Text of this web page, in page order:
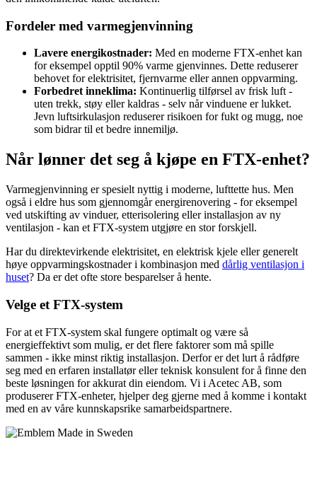
Fordeler med varmegjenvinning
Lavere energikostnader: Med en moderne FTX-enhet kan
for eksempel opptil 90% varme gjenvinnes. Dette reduserer
behovet for elektrisitet, fjernvarme eller annen oppvarming.
Forbedret inneklima: Kontinuerlig tilførsel av frisk luft -
uten trekk, støy eller kaldras - selv når vinduene er lukket.
Jevn luftsirkulasjon reduserer risikoen for fukt og mugg, noe
som bidrar til et bedre innemiljø.
Når lønner det seg å kjøpe en FTX-enhet?
Varmegjenvinning er spesielt nyttig i moderne, lufttette hus. Men
også i eldre hus som gjennomgår energirenovering - for eksempel
ved utskifting av vinduer, etterisolering eller installasjon av ny
ventilasjon - kan et FTX-system utgjøre en stor forskjell.
Har du direktevirkende elektrisitet, en elektrisk kjele eller generelt
høye oppvarmingskostnader i kombinasjon med dårlig ventilasjon i
huset? Da er det ofte store besparelser å hente.
Velge et FTX-system
For at et FTX-system skal fungere optimalt og være så
energieffektivt som mulig, er det flere faktorer som må spille
sammen - ikke minst riktig installasjon. Derfor er det lurt å rådføre
seg med en erfaren installatør eller teknisk konsulent for å finne den
beste løsningen for akkurat din eiendom. Vi i Acetec AB, som
produserer FTX-enheter, hjelper deg gjerne med å komme i kontakt
med en av våre kunnskapsrike samarbeidspartnere.